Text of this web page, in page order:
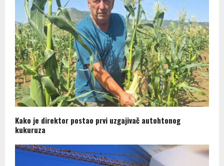
Kako je direktor postao prvi uzgajivač autohtonog
kukuruza